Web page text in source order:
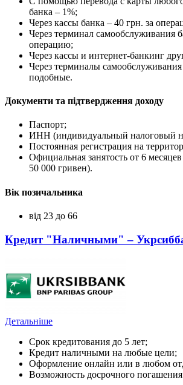
банка – 1%;
Через кассы банка – 40 грн. за
Через терминал самообслуживания
операцию;
Через кассы и интернет-банкинг
Через терминалы
подобные.
Документи та підтвердження доходу
Паспорт;
ИНН (индивидуальный налоговый
Постоянная регистрация на
Официальная занятость от 6
50 000 гривен).
Вік позичальника
від 23 до 66
Кредит "Наличными" –
Детальніше
Срок кредитования до 5 лет;
Кредит наличными на любые цели;
Оформление онлайн или в любом
Возможность досрочного погашения